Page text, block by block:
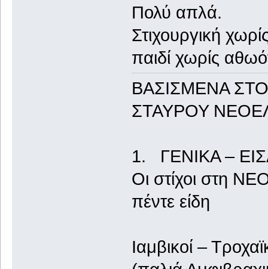
Πολύ απλά.
Στιχουργική
παιδί χωρίς
ΒΑΣΙΣΜΕΝΑ
ΣΤΑΥΡΟΥ
1. ΓΕΝΙΚΑ –
Οι στίχοι στη
πέντε είδη
Ιαμβικοί –